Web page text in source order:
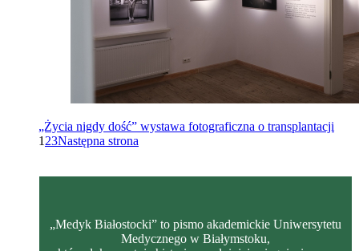
„Życia nigdy dość” wystawa fotograficzna o transplantacji
1 23Następna strona
„Medyk Białostocki” to pismo akademickie Uniwersytetu
Medycznego w Białymstoku,